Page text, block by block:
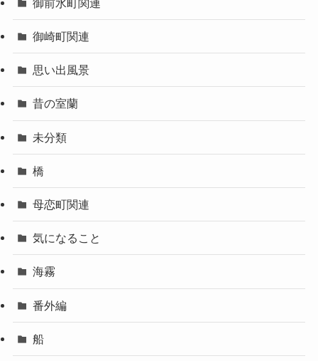
御前水町関連
御崎町関連
思い出風景
昔の室蘭
未分類
橋
母恋町関連
気になること
海霧
番外編
船